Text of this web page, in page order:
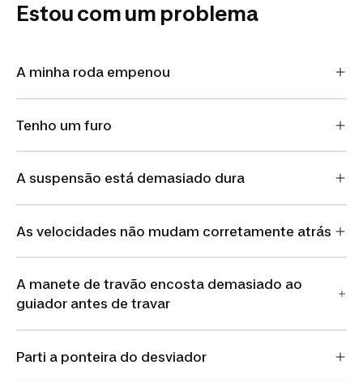
Estou com um problema
A minha roda empenou
Tenho um furo
A suspensão está demasiado dura
As velocidades não mudam corretamente atrás
A manete de travão encosta demasiado ao
guiador antes de travar
Parti a ponteira do desviador